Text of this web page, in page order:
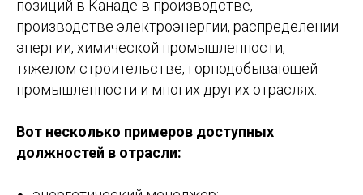
позиций в Канаде в производстве,
производстве электроэнергии, распределении
энергии, химической промышленности,
тяжелом строительстве, горнодобывающей
промышленности и многих других отраслях.
Вот несколько примеров доступных
должностей в отрасли: